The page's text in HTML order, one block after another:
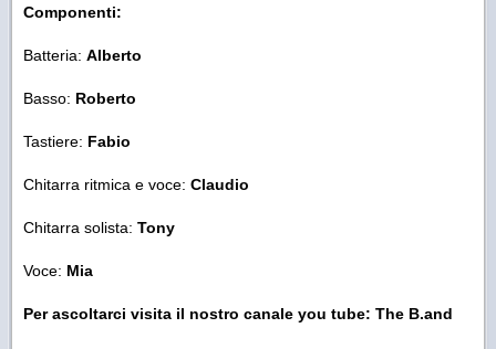
Componenti:
Batteria: Alberto
Basso: Roberto
Tastiere: Fabio
Chitarra ritmica e voce: Claudio
Chitarra solista: Tony
Voce: Mia
Per ascoltarci visita il nostro canale you tube: The B.and